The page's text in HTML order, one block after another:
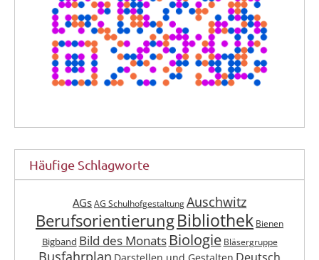
Häufige Schlagworte
AGs AG Schulhofgestaltung Auschwitz
BerufsorientierungBibliothek Bienen
Bigband Bild des Monats Biologie Bläsergruppe
Busfahrplan